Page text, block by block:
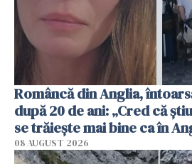
Româncă din Anglia,
după 20 de ani: „Cred că
se trăiește mai bine ca în
08 AUGUST 2026